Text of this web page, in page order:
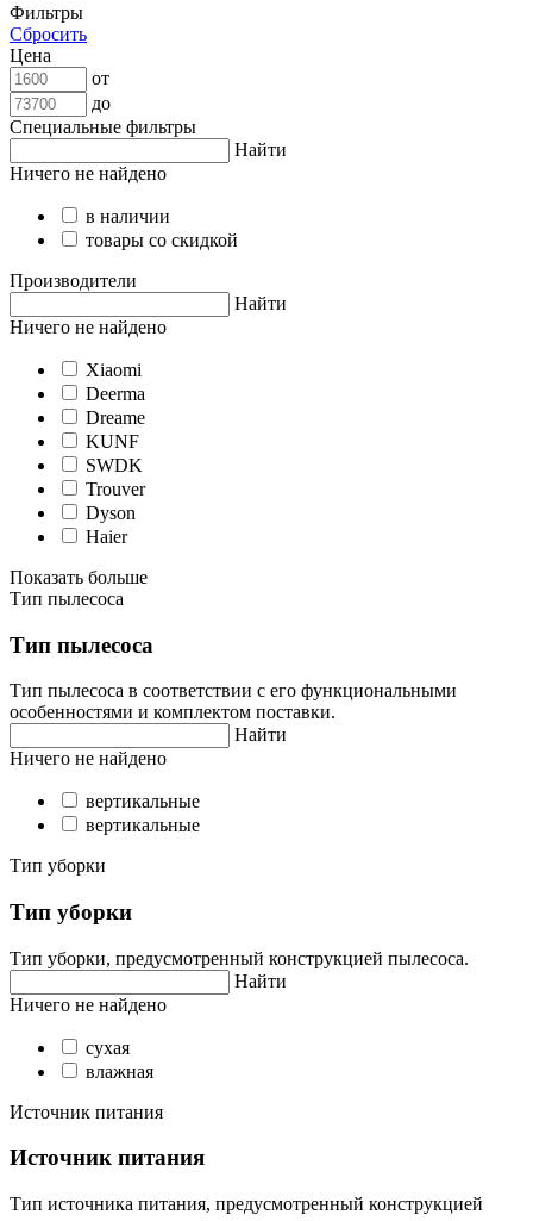
Фильтры
Сбросить
Цена
от
до
Специальные фильтры
Найти
Ничего не найдено
в наличии
товары со скидкой
Производители
Найти
Ничего не найдено
Xiaomi
Deerma
Dreame
KUNF
SWDK
Trouver
Dyson
Haier
Показать больше
Тип пылесоса
Тип пылесоса
Тип пылесоса в соответствии с его функциональными
особенностями и комплектом поставки.
Найти
Ничего не найдено
вертикальные
вертикальные
Тип уборки
Тип уборки
Тип уборки, предусмотренный конструкцией пылесоса.
Найти
Ничего не найдено
сухая
влажная
Источник питания
Источник питания
Тип источника питания, предусмотренный конструкцией